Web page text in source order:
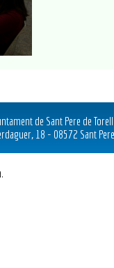
de Sant Pere de
18 - 08572 Sant